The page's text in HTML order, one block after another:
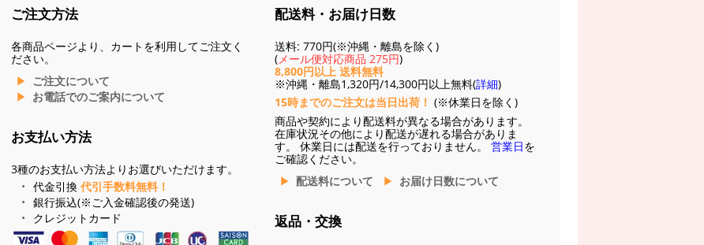
ご注文方法
各商品ページより、カートを利用してご注文く
ださい。
ご注文について
お電話でのご案内について
お支払い方法
3種のお支払い方法よりお選びいただけます。
代金引換 代引手数料無料！
銀行振込(※ご入金確認後の発送)
クレジットカード
配送料・お届け日数
送料: 770円(※沖縄・離島を除く)
(メール便対応商品 275円)
8,800円以上 送料無料
※沖縄・離島1,320円/14,300円以上無料(詳細)
15時までのご注文は当日出荷！ (※休業日を除く)
商品や契約により配送料が異なる場合があります。
在庫状況その他により配送が遅れる場合がありま
す。 休業日には配送を行っておりません。 営業日を
ご確認ください。
配送料について
お届け日数について
返品・交換